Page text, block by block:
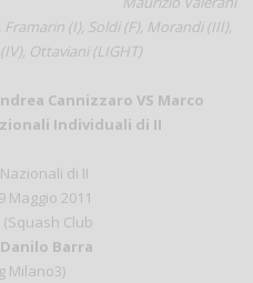
(I), Soldi (F), Morandi (III),
Ottaviani (LIGHT)
Cannizzaro VS Marco
Individuali di II
Nazionali di II
Maggio 2011
(Squash Club
Danilo Barra
Milano3)